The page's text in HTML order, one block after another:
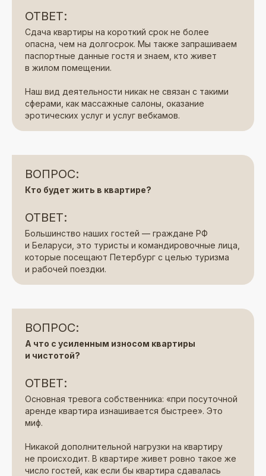
ОТВЕТ:
Сдача квартиры на короткий срок не более
опасна, чем на долгосрок. Мы также запрашиваем
паспортные данные гостя и знаем, кто живет
в жилом помещении.
Наш вид деятельности никак не связан с такими
сферами, как массажные салоны, оказание
эротических услуг и услуг вебкамов.
ВОПРОС:
Кто будет жить в квартире?
ОТВЕТ:
Большинство наших гостей — граждане РФ
и Беларуси, это туристы и командировочные лица,
которые посещают Петербург с целью туризма
и рабочей поездки.
ВОПРОС:
А что с усиленным износом квартиры
и чистотой?
ОТВЕТ:
Основная тревога собственника: «при посуточной
аренде квартира изнашивается быстрее». Это
миф.
Никакой дополнительной нагрузки на квартиру
не происходит. В квартире живет ровно такое же
число гостей, как если бы квартира сдавалась